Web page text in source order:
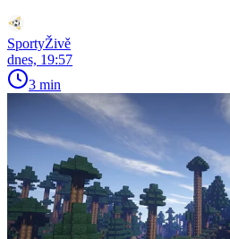
SportyŽivě
dnes, 19:57
3 min